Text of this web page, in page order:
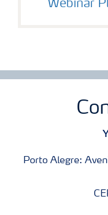
Webinar
Porto Alegre: